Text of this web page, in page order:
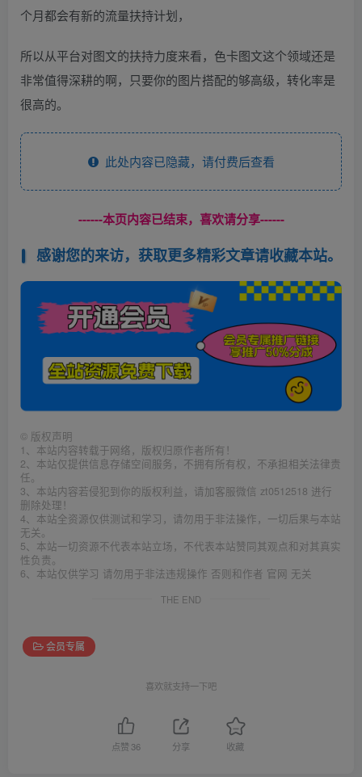
个月都会有新的流量扶持计划，
所以从平台对图文的扶持力度来看，色卡图文这个领域还是
非常值得深耕的啊，只要你的图片搭配的够高级，转化率是
很高的。
此处内容已隐藏，请付费后查看
------本页内容已结束，喜欢请分享------
感谢您的来访，获取更多精彩文章请收藏本站。
© 版权声明
1、本站内容转载于网络，版权归原作者所有！
2、本站仅提供信息存储空间服务，不拥有所有权，不承担相关法律责
任。
3、本站内容若侵犯到你的版权利益，请加客服微信 zt0512518 进行
删除处理！
4、本站全资源仅供测试和学习，请勿用于非法操作，一切后果与本站
无关。
5、本站一切资源不代表本站立场，不代表本站赞同其观点和对其真实
性负责。
6、本站仅供学习 请勿用于非法违规操作 否则和作者 官网 无关
THE END
会员专属
喜欢就支持一下吧
点赞36 分享 收藏